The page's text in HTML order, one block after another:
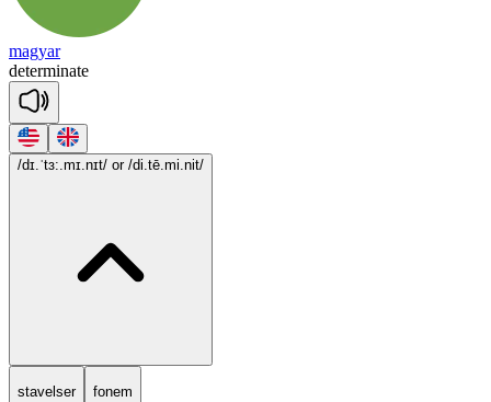
magyar
determinate
/dɪ.ˈtɜ:.mɪ.nɪt/ or /di.tē.mi.nit/
stavelser fonem